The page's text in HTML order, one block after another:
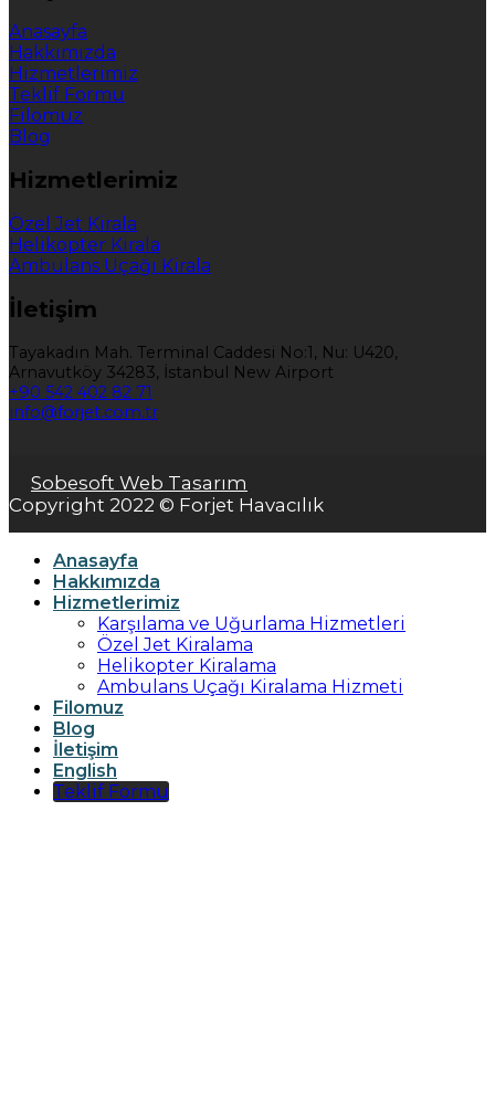
Anasayfa
Hakkımızda
Hizmetlerimiz
Teklif Formu
Filomuz
Blog
Hizmetlerimiz
Özel Jet Kirala
Helikopter Kirala
Ambulans Uçağı Kirala
İletişim
Tayakadın Mah. Terminal Caddesi No:1, Nu: U420,
Arnavutköy 34283, İstanbul New Airport
+90 542 402 82 71
info@forjet.com.tr
Sobesoft Web Tasarım
Copyright 2022 © Forjet Havacılık
Anasayfa
Hakkımızda
Hizmetlerimiz
Karşılama ve Uğurlama Hizmetleri
Özel Jet Kiralama
Helikopter Kiralama
Ambulans Uçağı Kiralama Hizmeti
Filomuz
Blog
İletişim
English
Teklif Formu